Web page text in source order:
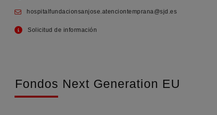
hospitalfundacionsanjose.atenciontemprana@sjd.es
Solicitud de información
Fondos Next Generation EU